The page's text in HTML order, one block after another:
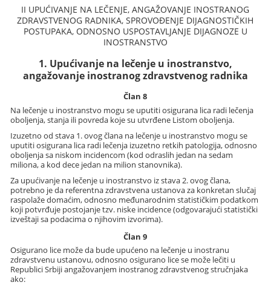
II UPUĆIVANJE NA LEČENJE, ANGAŽOVANJE INOSTRANOG
ZDRAVSTVENOG RADNIKA, SPROVOĐENJE DIJAGNOSTIČKIH
POSTUPAKA, ODNOSNO USPOSTAVLJANJE DIJAGNOZE U
INOSTRANSTVO
1. Upućivanje na lečenje u inostranstvo,
angažovanje inostranog zdravstvenog radnika
Član 8
Na lečenje u inostranstvo mogu se uputiti osigurana lica radi lečenja
oboljenja, stanja ili povreda koje su utvrđene Listom oboljenja.
Izuzetno od stava 1. ovog člana na lečenje u inostranstvo mogu se
uputiti osigurana lica radi lečenja izuzetno retkih patologija, odnosno
oboljenja sa niskom incidencom (kod odraslih jedan na sedam
miliona, a kod dece jedan na milion stanovnika).
Za upućivanje na lečenje u inostranstvo iz stava 2. ovog člana,
potrebno je da referentna zdravstvena ustanova za konkretan slučaj
raspolaže domaćim, odnosno međunarodnim statističkim podatkom
koji potvrđuje postojanje tzv. niske incidence (odgovarajući statistički
izveštaji sa podacima o njihovim izvorima).
Član 9
Osigurano lice može da bude upućeno na lečenje u inostranu
zdravstvenu ustanovu, odnosno osigurano lice se može lečiti u
Republici Srbiji angažovanjem inostranog zdravstvenog stručnjaka
ako: